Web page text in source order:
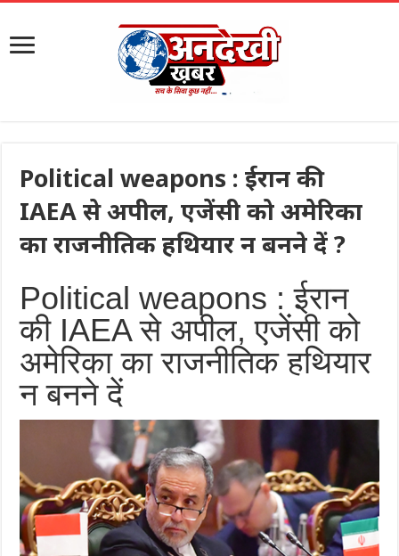
Political weapons : ईरान की
IAEA से अपील, एजेंसी को अमेरिका
का राजनीतिक हथियार न बनने दें ?
Political weapons : ईरान
की IAEA से अपील, एजेंसी को
अमेरिका का राजनीतिक हथियार
न बनने दें